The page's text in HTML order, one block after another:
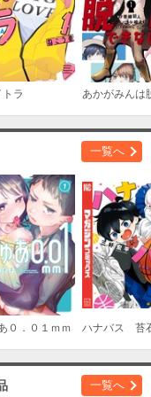
購入する
購入する
購入する
購入する
ラ
一覧へ
０．０１ｍｍ
一覧へ